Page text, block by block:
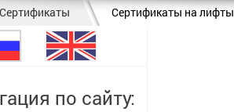
Сертификаты Сертификаты на лифты
по сайту: